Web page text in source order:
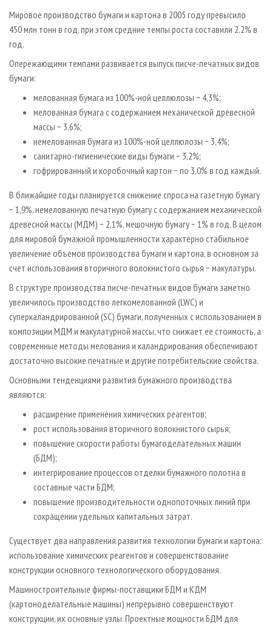
СУШКА ДРЕВЕСИНЫ
ПРОИЗВОДСТВО ДРЕВЕСНЫХ ПЛИТ
ПРОИЗВОДСТВО МЕБЕЛИ
ЦБП
ИНСТРУМЕНТ И МАТЕРИАЛЫ
МОБИЛЬНЫЕ ВЫСТАВКИ
ПРИОРИТЕТНЫЕ ИНВЕСТПРОЕКТЫ
ГАЗЕТА ЛЕСПРОМФОРУМ
БИБЛИОТЕКА СПЕЦИАЛИСТА
КОНТАКТЫ
РЕКЛАМА
РЕКЛАМА НА САЙТЕ
Мировое производство бумаги и картона в 2005 году превысило
450 млн тонн в год, при этом средние темпы роста составили 2,2% в
год.
Опережающими темпами развивается выпуск писче-печатных видов
бумаги:
мелованная бумага из 100%-ной целлюлозы − 4,3%;
мелованная бумага с содержанием механической древесной
массы − 3,6%;
немелованная бумага из 100%-ной целлюлозы − 3,4%;
санитарно-гигиенические виды бумаги − 3,2%;
гофрированный и коробочный картон − по 3,0% в год каждый.
В ближайшие годы планируется снижение спроса на газетную бумагу
− 1,9%, немелованную печатную бумагу с содержанием механической
древесной массы (МДМ) − 2,1%, мешочную бумагу − 1% в год. В целом
для мировой бумажной промышленности характерно стабильное
увеличение объемов производства бумаги и картона, в основном за
счет использования вторичного волокнистого сырья − макулатуры.
В структуре производства писче-печатных видов бумаги заметно
увеличилось производство легкомелованной (LWC) и
суперкаландрированной (SC) бумаги, полученных с использованием в
композиции МДМ и макулатурной массы, что снижает ее стоимость, а
современные методы мелования и каландрирования обеспечивают
достаточно высокие печатные и другие потребительские свойства.
Основными тенденциями развития бумажного производства
являются:
расширение применения химических реагентов;
рост использования вторичного волокнистого сырья;
повышение скорости работы бумагоделательных машин
(БДМ);
интегрирование процессов отделки бумажного полотна в
составные части БДМ;
повышение производительности однопоточных линий при
сокращении удельных капитальных затрат.
Существует два направления развития технологии бумаги и картона:
использование химических реагентов и совершенствование
конструкции основного технологического оборудования.
Машиностроительные фирмы-поставщики БДМ и КДМ
(картоноделательные машины) непрерывно совершенствуют
конструкции, их основные узлы. Проектные мощности БДМ для